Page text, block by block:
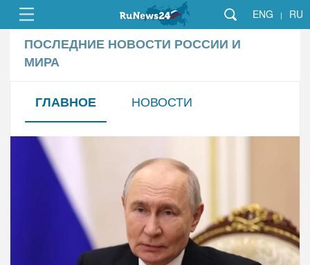
ENG | RU
ПОСЛЕДНИЕ НОВОСТИ РОССИИ И
МИРА
ГЛАВНОЕ НОВОСТИ